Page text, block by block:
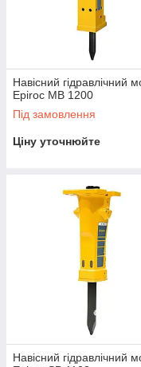
Навісний гідравлічний
Epiroc MB 1200
Під замовлення
Ціну уточнюйте
Навісний гідравлічний